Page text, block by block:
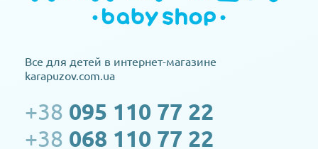
Все для детей в интернет-магазине
karapuzov.com.ua
+38 095 110 77 22
+38 068 110 77 22